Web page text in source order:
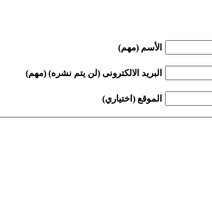
الأسم (مهم)
البريد الالكترونى (لن يتم نشره) (مهم)
الموقع (اختياري)